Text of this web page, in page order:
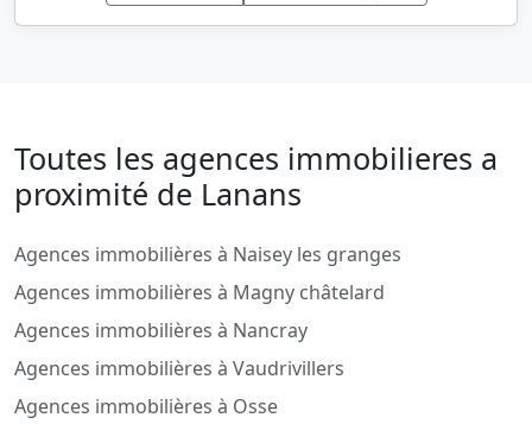
Toutes les agences immobilieres a
proximité de Lanans
Agences immobilières à Naisey les granges
Agences immobilières à Magny châtelard
Agences immobilières à Nancray
Agences immobilières à Vaudrivillers
Agences immobilières à Osse